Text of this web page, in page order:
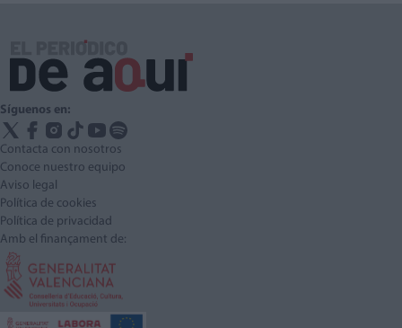
Síguenos en:
Contacta con nosotros
Conoce nuestro equipo
Aviso legal
Política de cookies
Política de privacidad
Amb el finançament de: